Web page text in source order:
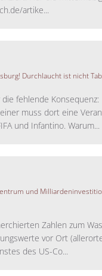
artike...
Durchlaucht ist nicht
fehlende
muss dort eine
und Infantino. Warum...
und
Zahlen zum
vor Ort
des US-Co...